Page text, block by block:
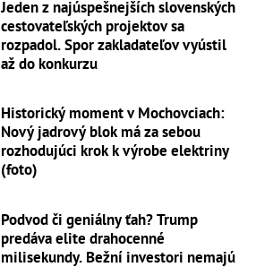
Jeden z najúspešnejších slovenských
cestovateľských projektov sa
rozpadol. Spor zakladateľov vyústil
až do konkurzu
Historický moment v Mochovciach:
Nový jadrový blok má za sebou
rozhodujúci krok k výrobe elektriny
(foto)
Podvod či geniálny ťah? Trump
predáva elite drahocenné
milisekundy. Bežní investori nemajú